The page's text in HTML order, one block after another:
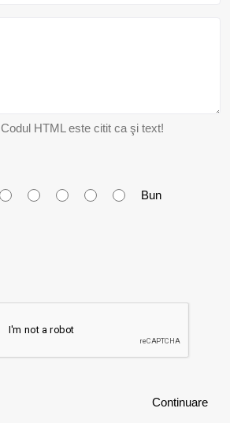
Codul HTML este citit ca şi text!
Bun
Continuare